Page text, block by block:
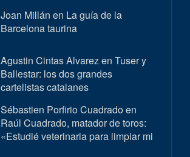
Joan Millán en La guía de la
Barcelona taurina
Agustin Cintas Alvarez en Tuser y
Ballestar: los dos grandes
cartelistas catalanes
Sébastien Porfirio Cuadrado en
Raúl Cuadrado, matador de toros:
«Estudié veterinaria para limpiar mi